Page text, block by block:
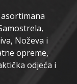
Noževa i
opreme,
odjeća i